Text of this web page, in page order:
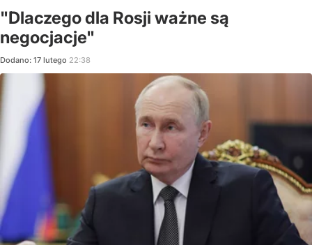
"Dlaczego dla Rosji ważne są
negocjacje"
Dodano: 17 lutego 22:38